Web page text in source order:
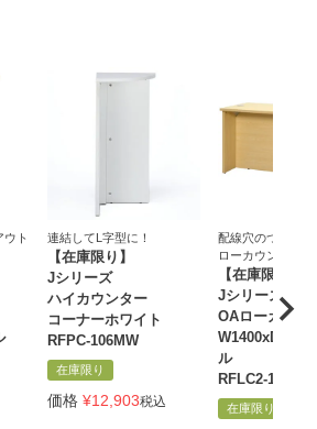
ウト
連結してL字型に！
【在庫限り】
Jシリーズ
ハイカウンター
コーナーホワイト
RFPC-106MW
在庫限り
価格 ¥12,903税込
配線穴のついた
ローカウンター
【在庫限り品】
Jシリーズ
OAローカウン
W1400xD600
ル
RFLC2-1460NJ
在庫限り